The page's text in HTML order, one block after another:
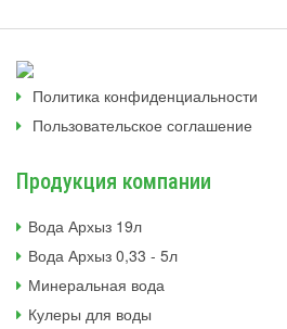
Политика конфиденциальности
Пользовательское соглашение
Продукция компании
Вода Архыз 19л
Вода Архыз 0,33 - 5л
Минеральная вода
Кулеры для воды